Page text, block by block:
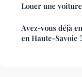
Louer une
Avez-vous déjà
en Haute-Savoie